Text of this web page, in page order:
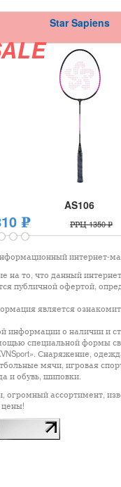
Star Sapiens
AS106
₽
РРЦ 1350 ₽
2 3
4
интернет-
то, что данный
публичной офертой,
является
информации о наличии и
специальной формы
Снаряжение,
мячи, игровая
и обувь, шиповки.
ассортимент,
цены!